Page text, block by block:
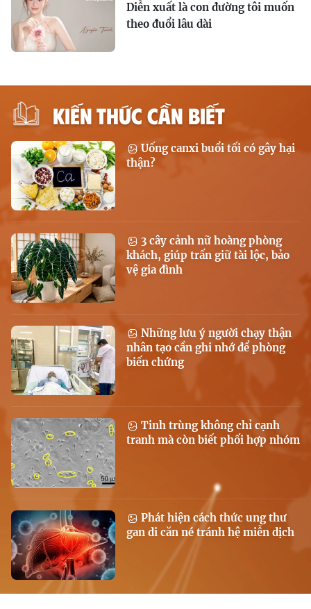
Diễn xuất là con đường tôi muốn
theo đuổi lâu dài
KIẾN THỨC CẦN BIẾT
Uống canxi buổi tối có gây hại
thận?
3 cây cảnh nữ hoàng phòng
khách, giúp trấn giữ tài lộc, bảo
vệ gia đình
Những lưu ý người chạy thận
nhân tạo cần ghi nhớ để phòng
biến chứng
Tinh trùng không chỉ cạnh
tranh mà còn biết phối hợp nhóm
Phát hiện cách thức ung thư
gan di căn né tránh hệ miễn dịch